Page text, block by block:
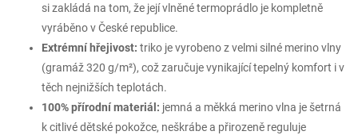
si zakládá na tom, že její vlněné termoprádlo je kompletně
vyráběno v České republice.
Extrémní hřejivost: triko je vyrobeno z velmi silné merino vlny
(gramáž 320 g/m²), což zaručuje vynikající tepelný komfort i v
těch nejnižších teplotách.
100% přírodní materiál: jemná a měkká merino vlna je šetrná
k citlivé dětské pokožce, neškrábe a přirozeně reguluje